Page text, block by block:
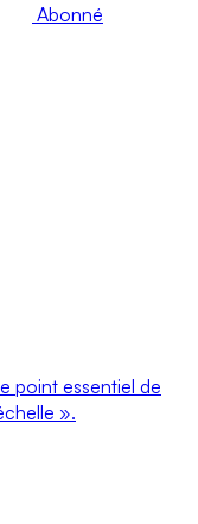
Abonné
point essentiel de
».